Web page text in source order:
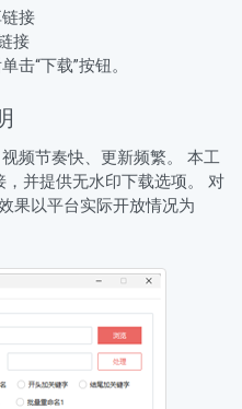
接
接
“下载”按钮。
频节奏快、更新频繁。 本工
并提供无水印下载选项。 对
果以平台实际开放情况为